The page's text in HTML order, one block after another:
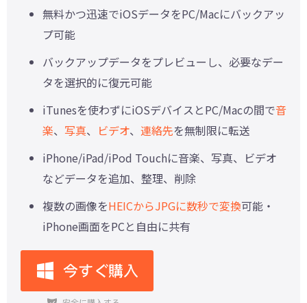
無料かつ迅速でiOSデータをPC/Macにバックアッ
プ可能
バックアップデータをプレビューし、必要なデー
タを選択的に復元可能
iTunesを使わずにiOSデバイスとPC/Macの間で音
楽、 写真、 ビデオ、 連絡先を無制限に転送
iPhone/iPad/iPod Touchに音楽、写真、ビデオ
などデータを追加、整理、削除
複数の画像をHEICからJPGに数秒で変換可能・
iPhone画面をPCと自由に共有